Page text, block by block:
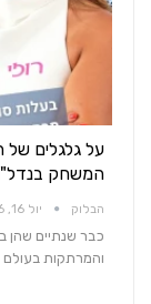
על גלגלים
המשחק
הבלוק יול 16, 2026
כבר שנתיים שהן
והמרתקות